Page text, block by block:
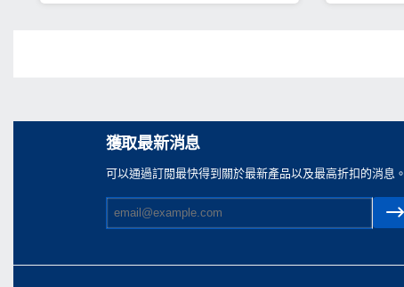
獲取最新消息
可以通過訂閲最快得到關於最新產品以及最高折扣的消息。